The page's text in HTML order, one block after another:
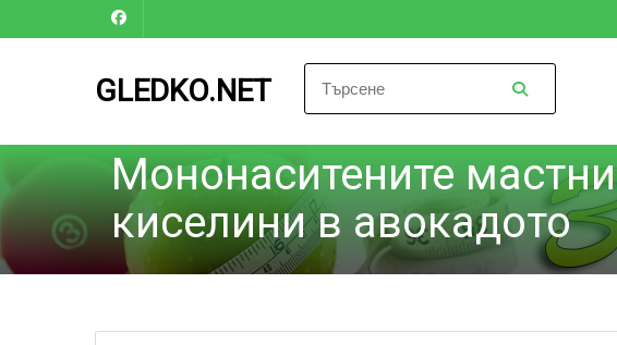
GLEDKO.NET
Мононаситените мастни
киселини в авокадото